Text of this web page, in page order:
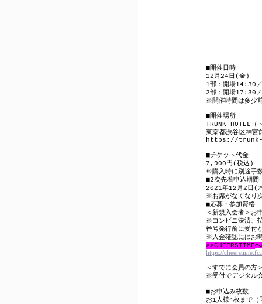
■開催日時
12 月 24 日 (金)
1部：開場14:30
2部：開場17:30
※開催時間は多少
■開催場所
TRUNK HOTEL （
東京都渋谷区神宮
https://trunk-
■チケット代金
7,900 円 (税込 )
※購入時に別途手
■2次先着申込期間
2021年12 月 2 日 (
※お席がなくなり
■応募・参加資格
＜新規入会者＞お
※ コンビニ決済、
番号発行前に受付
※ 入金確認にはお
>>CHEERSTIME
https://
＜すでに会員の方
※受付でデジタル
■お申込み枚数
お1 人様4枚まで（